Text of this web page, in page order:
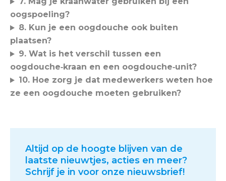
oogspoeling?
8. Kun je een oogdouche ook buiten
plaatsen?
9. Wat is het verschil tussen een
oogdouche‑kraan en een oogdouche‑unit?
10. Hoe zorg je dat medewerkers weten hoe
ze een oogdouche moeten gebruiken?
Altijd op de hoogte blijven van de
laatste nieuwtjes, acties en meer?
Schrijf je in voor onze nieuwsbrief!